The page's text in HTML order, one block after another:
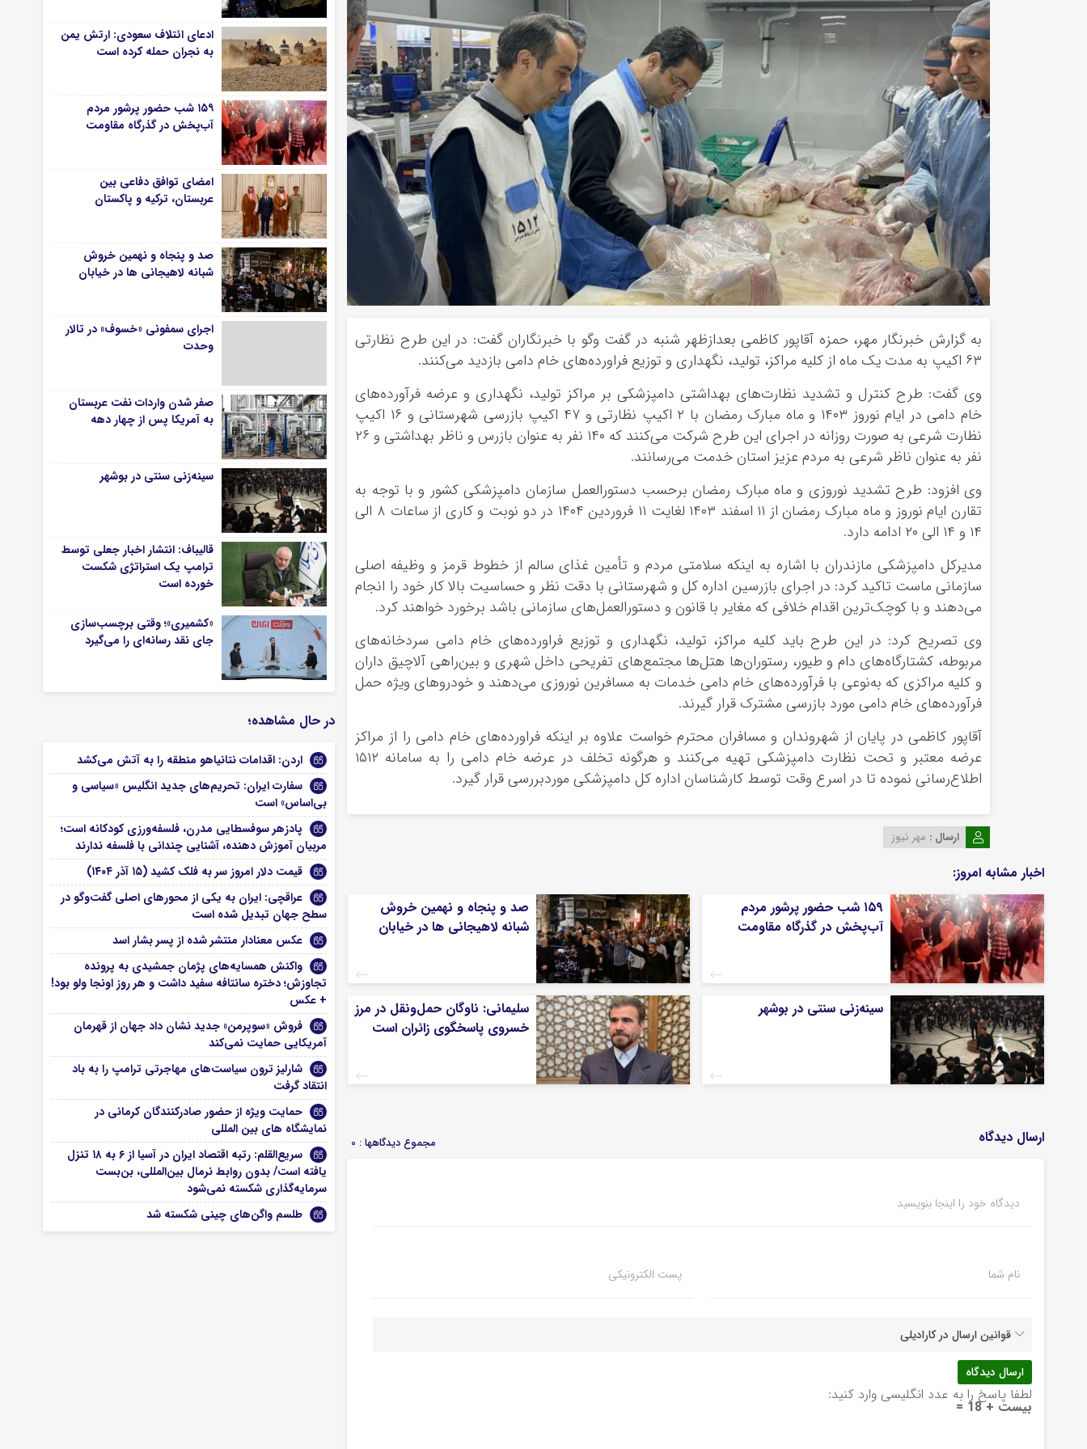
به گزارش خبرنگار مهر، حمزه آقاپور کاظمی بعدازظهر شنبه در گفت وگو با خبرنگاران گفت: در این طرح نظارتی
۶۳ اکیپ به مدت یک ماه از کلیه مراکز، تولید، نگهداری و توزیع فراورده‌های خام دامی بازدید می‌کنند.
وی گفت: طرح کنترل و تشدید نظارت‌های بهداشتی دامپزشکی بر مراکز تولید، نگهداری و عرضه فرآورده‌های
خام دامی در ایام نوروز ۱۴۰۳ و ماه مبارک رمضان با ۲ اکیپ نظارتی و ۴۷ اکیپ بازرسی شهرستانی و ۱۶ اکیپ
نظارت شرعی به صورت روزانه در اجرای این طرح شرکت می‌کنند که ۱۴۰ نفر به عنوان بازرس و ناظر بهداشتی و ۲۶
نفر به عنوان ناظر شرعی به مردم عزیز استان خدمت می‌رسانند.
وی افزود: طرح تشدید نوروزی و ماه مبارک رمضان برحسب دستورالعمل سازمان دامپزشکی کشور و با توجه به
تقارن ایام نوروز و ماه مبارک رمضان از ۱۱ اسفند ۱۴۰۳ لغایت ۱۱ فروردین ۱۴۰۴ در دو نوبت و کاری از ساعات ۸ الی
۱۴ و ۱۴ الی ۲۰ ادامه دارد.
مدیرکل دامپزشکی مازندران با اشاره به اینکه سلامتی مردم و تأمین غذای سالم از خطوط قرمز و وظیفه اصلی
سازمانی ماست تاکید کرد: در اجرای بازرسین اداره کل و شهرستانی با دقت نظر و حساسیت بالا کار خود را انجام
می‌دهند و با کوچک‌ترین اقدام خلافی که مغایر با قانون و دستورالعمل‌های سازمانی باشد برخورد خواهند کرد.
وی تصریح کرد: در این طرح باید کلیه مراکز، تولید، نگهداری و توزیع فراورده‌های خام دامی سردخانه‌های
مربوطه، کشتارگاه‌های دام و طیور، رستوران‌ها هتل‌ها مجتمع‌های تفریحی داخل شهری و بین‌راهی آلاچیق داران
و کلیه مراکزی که به‌نوعی با فرآورده‌های خام دامی خدمات به مسافرین نوروزی می‌دهند و خودروهای ویژه حمل
فرآورده‌های خام دامی مورد بازرسی مشترک قرار گیرند.
آقاپور کاظمی در پایان از شهروندان و مسافران محترم خواست علاوه بر اینکه فراورده‌های خام دامی را از مراکز
عرضه معتبر و تحت نظارت دامپزشکی تهیه می‌کنند و هرگونه تخلف در عرضه خام دامی را به سامانه ۱۵۱۲
اطلاع‌رسانی نموده تا در اسرع وقت توسط کارشناسان اداره کل دامپزشکی موردبررسی قرار گیرد.
ارسال : مهر نیوز
اخبار مشابه امروز:
۱۵۹ شب حضور پرشور مردم
آب‌پخش در گذرگاه مقاومت
صد و پنجاه و نهمین خروش
شبانه لاهیجانی ها در خیابان
سینه‌زنی سنتی در بوشهر
سلیمانی: ناوگان حمل‌ونقل در مرز
خسروی پاسخگوی زائران است
ارسال دیدگاه مجموع دیدگاهها : 0
دیدگاه خود را اینجا بنویسید
نام شما پست الکترونیکی
قوانین ارسال در کارادیلی
لطفا پاسخ را به عدد انگلیسی وارد کنید:
بیست + 18 =
ادعای ائتلاف سعودی: ارتش یمن
به نجران حمله کرده است
۱۵۹ شب حضور پرشور مردم
آب‌پخش در گذرگاه مقاومت
امضای توافق دفاعی بین
عربستان، ترکیه و پاکستان
صد و پنجاه و نهمین خروش
شبانه لاهیجانی ها در خیابان
اجرای سمفونی «خسوف» در تالار
وحدت
صفر شدن واردات نفت عربستان
به آمریکا پس از چهار دهه
سینه‌زنی سنتی در بوشهر
قالیباف: انتشار اخبار جعلی توسط
ترامپ یک استراتژی شکست
خورده است
«کشمیری»؛ وقتی برچسب‌سازی
جای نقد رسانه‌ای را می‌گیرد
در حال مشاهده؛
اردن: اقدامات نتانیاهو منطقه را به آتش می‌کشد
سفارت ایران: تحریم‌های جدید انگلیس «سیاسی و
بی‌اساس» است
پادزهر سوفسطایی مدرن، فلسفه‌ورزی کودکانه است؛
مربیان آموزش دهنده، آشنایی چندانی با فلسفه ندارند
قیمت دلار امروز سر به فلک کشید (۱۵ آذر ۱۴۰۴)
عراقچی: ایران به یکی از محورهای اصلی گفت‌وگو در
سطح جهان تبدیل شده است
عکس معنادار منتشر شده از پسر بشار اسد
واکنش همسایه‌های پژمان جمشیدی به پرونده
تجاوزش؛ دختره سانتافه سفید داشت و هر روز اونجا ولو بود!
+ عکس
فروش «سوپرمن» جدید نشان داد جهان از قهرمان
آمریکایی حمایت نمی‌کند
شارلیز ترون سیاست‌های مهاجرتی ترامپ را به باد
انتقاد گرفت
حمایت ویژه از حضور صادرکنندگان کرمانی در
نمایشگاه های بین المللی
سریع‌القلم: رتبه اقتصاد ایران در آسیا از ۶ به ۱۸ تنزل
یافته است/ بدون روابط نرمال بین‌المللی، بن‌بست
سرمایه‌گذاری شکسته نمی‌شود
طلسم واگن‌های چینی شکسته شد